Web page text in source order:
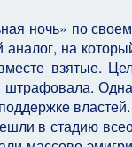
ночь» по
аналог, на
взятые.
в стадию